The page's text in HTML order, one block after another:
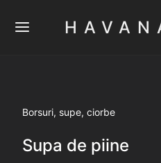
Borsuri, supe, ciorbe
Supa de piine